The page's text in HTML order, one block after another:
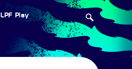
LPF Play